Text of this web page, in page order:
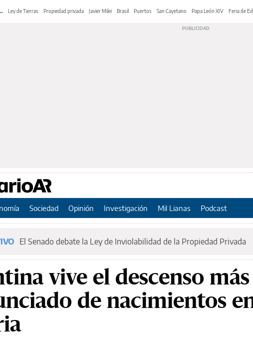
Ley de Tierras Propiedad privada Javier Milei Brasil Puertos San Cayetano Papa León XIV Feria de
Sociedad Opinión Investigación Mil Lianas Podcast
El Senado debate la Ley de Inviolabilidad de la Propiedad Privada
vive el descenso más
de nacimientos